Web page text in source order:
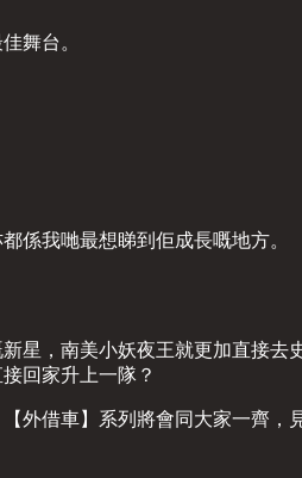
舞台。
係我哋最想睇到佢成長嘅地方。
，南美小妖夜王就更加直接去
回家升上一隊？
外借車】系列將會同大家一齊，